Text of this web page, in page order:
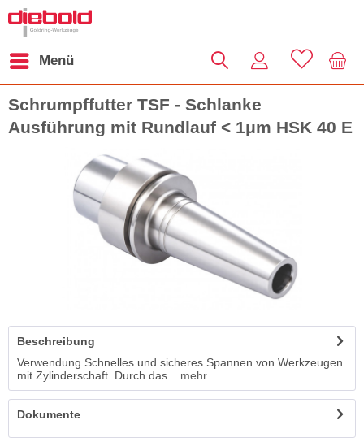
Menü
Schrumpffutter TSF - Schlanke
Ausführung mit Rundlauf < 1μm HSK 40 E
Beschreibung
Verwendung Schnelles und sicheres Spannen von Werkzeugen
mit Zylinderschaft. Durch das...
mehr
Dokumente